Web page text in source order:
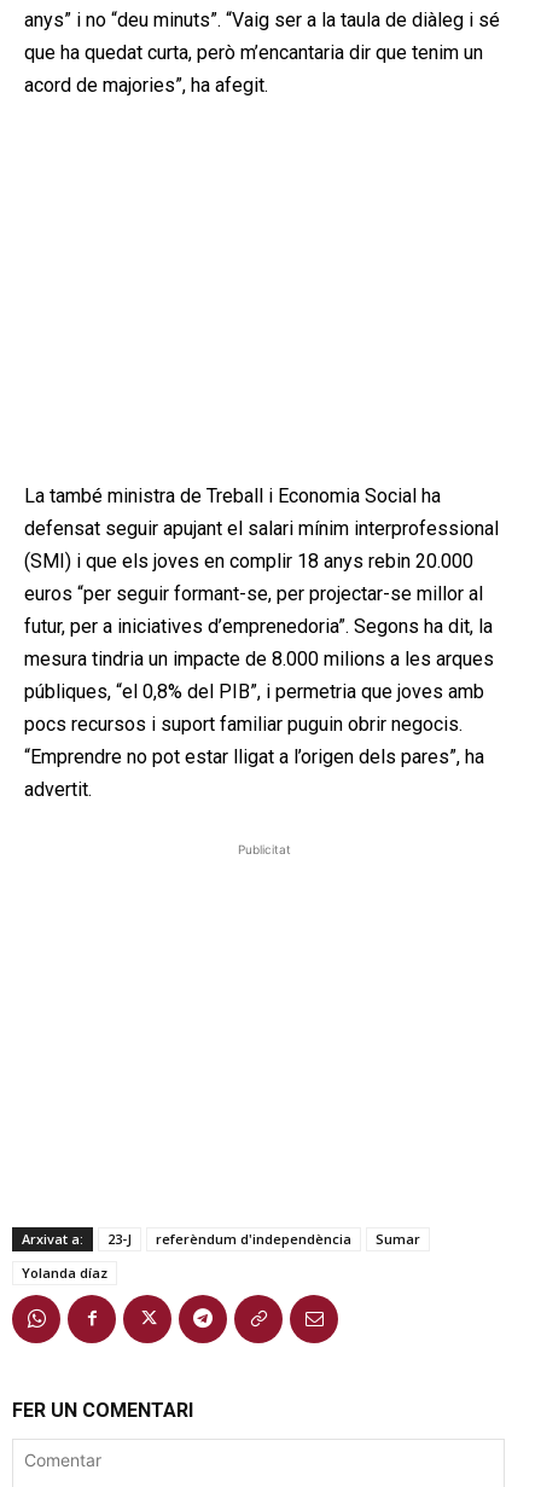
anys” i no “deu minuts”. “Vaig ser a la taula de diàleg i sé
que ha quedat curta, però m’encantaria dir que tenim un
acord de majories”, ha afegit.
La també ministra de Treball i Economia Social ha
defensat seguir apujant el salari mínim interprofessional
(SMI) i que els joves en complir 18 anys rebin 20.000
euros “per seguir formant-se, per projectar-se millor al
futur, per a iniciatives d’emprenedoria”. Segons ha dit, la
mesura tindria un impacte de 8.000 milions a les arques
públiques, “el 0,8% del PIB”, i permetria que joves amb
pocs recursos i suport familiar puguin obrir negocis.
“Emprendre no pot estar lligat a l’origen dels pares”, ha
advertit.
Publicitat
Arxivat a: 23-J referèndum d'independència
Sumar
Yolanda díaz
FER UN COMENTARI